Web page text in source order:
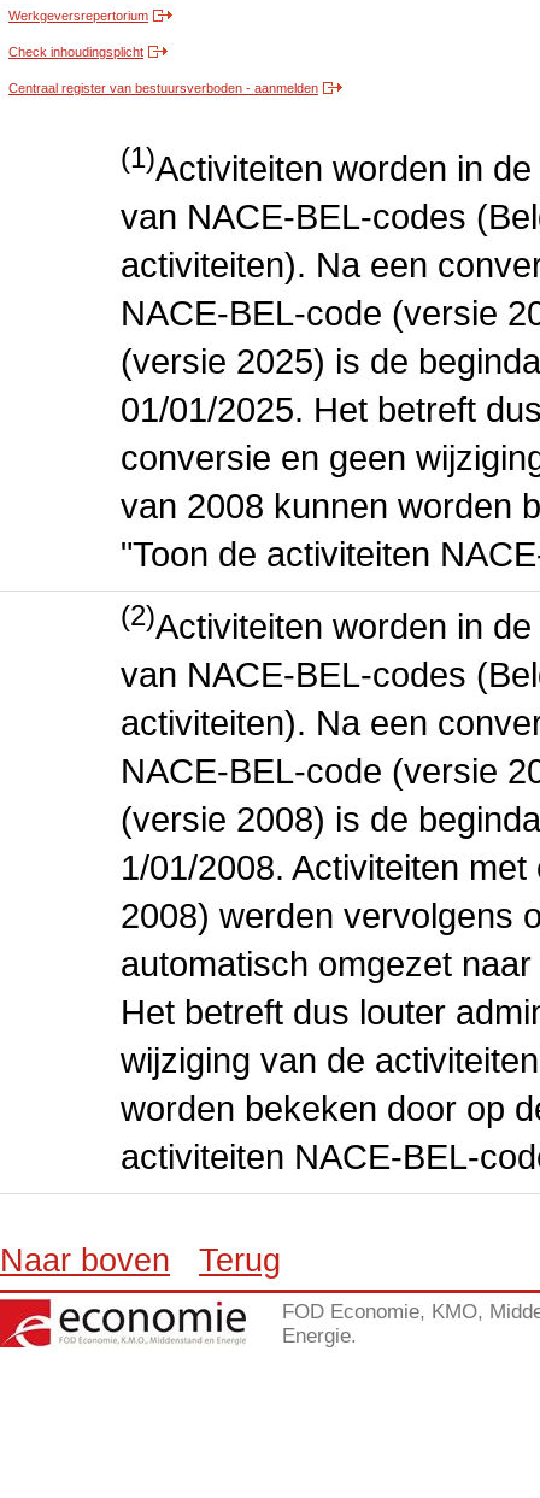
Werkgeversrepertorium
Check inhoudingsplicht
Centraal register van bestuursverboden - aanmelden
(1)Activiteiten worden in
van NACE-BEL-codes
activiteiten). Na een
NACE-BEL-code (versie
(versie 2025) is de
01/01/2025. Het betreft
conversie en geen
van 2008 kunnen worden
"Toon de activiteiten
(2)Activiteiten worden in
van NACE-BEL-codes
activiteiten). Na een
NACE-BEL-code (versie
(versie 2008) is de
1/01/2008. Activiteiten
2008) werden vervolgens
automatisch omgezet
Het betreft dus louter
wijziging van de
worden bekeken door op
activiteiten NACE-BEL-
Naar boven Terug
FOD Economie, KMO,
Energie.